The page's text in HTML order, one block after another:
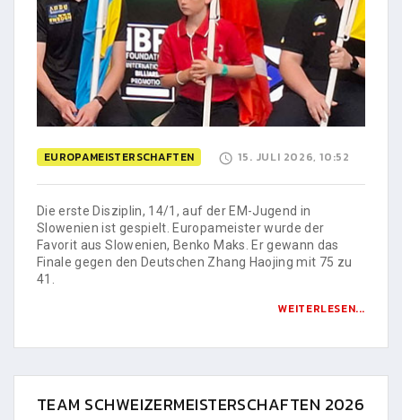
EUROPAMEISTERSCHAFTEN 15. JULI 2026, 10:52
Die erste Disziplin, 14/1, auf der EM-Jugend in
Slowenien ist gespielt. Europameister wurde der
Favorit aus Slowenien, Benko Maks. Er gewann das
Finale gegen den Deutschen Zhang Haojing mit 75 zu
41.
WEITERLESEN...
TEAM SCHWEIZERMEISTERSCHAFTEN 2026